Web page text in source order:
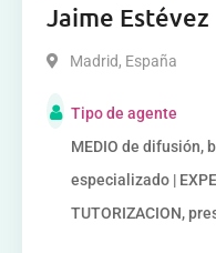
Jaime Estévez
Madrid, España
Tipo de agente
MEDIO de difusión,
especializado |
TUTORIZACION,